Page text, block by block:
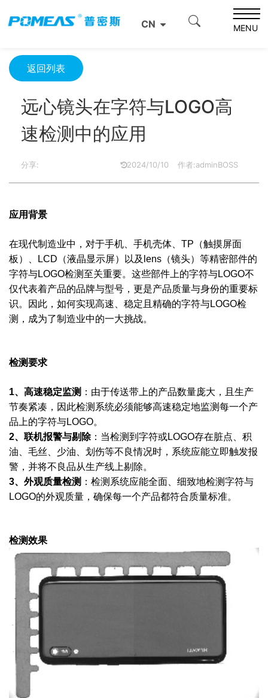
CN MENU
远心镜头在字符与LOGO高速检测中的应用
返回列表
远心镜头在字符与LOGO高
速检测中的应用
分享: 2024/10/10 作者:adminBOSS
应用背景
在现代制造业中，对于手机、手机壳体、TP（触摸屏面
板）、LCD（液晶显示屏）以及lens（镜头）等精密部件的
字符与LOGO检测至关重要。这些部件上的字符与LOGO不
仅代表着产品的品牌与型号，更是产品质量与身份的重要标
识。因此，如何实现高速、稳定且精确的字符与LOGO检
测，成为了制造业中的一大挑战。
检测要求
1、高速稳定监测 ：由于传送带上的产品数量庞大，且生产
节奏紧凑，因此检测系统必须能够高速稳定地监测每一个产
品上的字符与LOGO。
2、联机报警与剔除：当检测到字符或LOGO存在脏点、积
油、毛丝、少油、划伤等不良情况时，系统应能立即触发报
警，并将不良品从生产线上剔除。
3、外观质量检测 ：检测系统应能全面、细致地检测字符与
LOGO的外观质量，确保每一个产品都符合质量标准。
检测效果